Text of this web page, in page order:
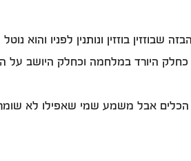
בוזזין ונותנין לפניו והוא
כי כחלק היורד במלחמה וכחלק
הכלים אבל משמע שמי שאפילו לא